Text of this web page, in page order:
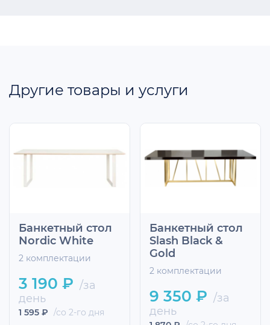
Другие товары и услуги
Банкетный стол
Nordic White
2 комплектации
3 190 ₽ /за
день
1 595 ₽ /со 2-го дня
Банкетный стол
Slash Black &
Gold
2 комплектации
9 350 ₽ /за
день